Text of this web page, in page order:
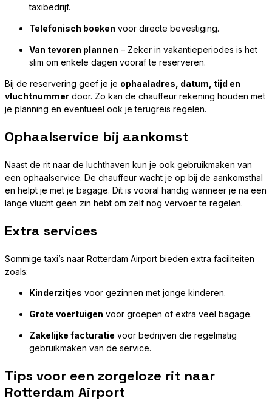
taxibedrijf.
Telefonisch boeken voor directe bevestiging.
Van tevoren plannen – Zeker in vakantieperiodes is het
slim om enkele dagen vooraf te reserveren.
Bij de reservering geef je je ophaaladres, datum, tijd en
vluchtnummer door. Zo kan de chauffeur rekening houden met
je planning en eventueel ook je terugreis regelen.
Ophaalservice bij aankomst
Naast de rit naar de luchthaven kun je ook gebruikmaken van
een ophaalservice. De chauffeur wacht je op bij de aankomsthal
en helpt je met je bagage. Dit is vooral handig wanneer je na een
lange vlucht geen zin hebt om zelf nog vervoer te regelen.
Extra services
Sommige taxi’s naar Rotterdam Airport bieden extra faciliteiten
zoals:
Kinderzitjes voor gezinnen met jonge kinderen.
Grote voertuigen voor groepen of extra veel bagage.
Zakelijke facturatie voor bedrijven die regelmatig
gebruikmaken van de service.
Tips voor een zorgeloze rit naar
Rotterdam Airport